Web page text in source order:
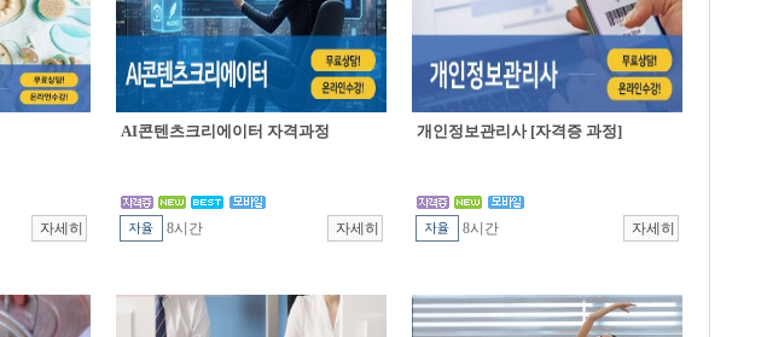
AI콘텐츠크리에이터 자격과정
8시간
개인정보관리사 [자격증 과정]
8시간